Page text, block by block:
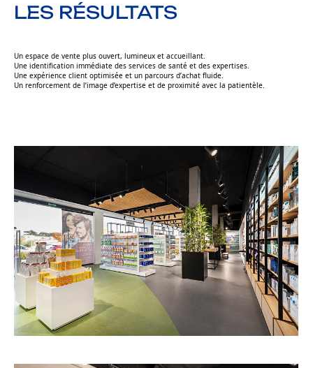
LES RÉSULTATS
Un espace de vente plus ouvert, lumineux et accueillant.
Une identification immédiate des services de santé et des expertises.
Une expérience client optimisée et un parcours d’achat fluide.
Un renforcement de l’image d’expertise et de proximité avec la patientèle.